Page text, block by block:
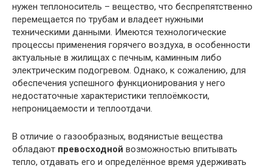
нужен теплоноситель – вещество, что беспрепятственно
перемещается по трубам и владеет нужными
техническими данными. Имеются технологические
процессы применения горячего воздуха, в особенности
актуальные в жилищах с печным, каминным либо
электрическим подогревом. Однако, к сожалению, для
обеспечения успешного функционирования у него
недостаточные характеристики теплоёмкости,
непроницаемости и теплоотдачи.
В отличие о газообразных, водянистые вещества
обладают превосходной возможностью впитывать
тепло, отдавать его и определённое время удерживать